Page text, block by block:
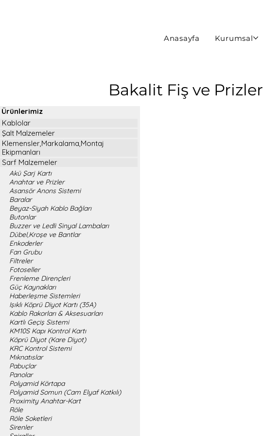
Anasayfa Kurumsal
Ürünlerimiz
Kablolar
Şalt Malzemeler
Klemensler,Markalama,Montaj
Ekipmanları
Sarf Malzemeler
Akü Şarj Kartı
Anahtar ve Prizler
Asansör Anons Sistemi
Baralar
Beyaz-Siyah Kablo Bağları
Butonlar
Buzzer ve Ledli Sinyal Lambaları
Dübel,Kroşe ve Bantlar
Enkoderler
Fan Grubu
Filtreler
Fotoseller
Frenleme Dirençleri
Güç Kaynakları
Haberleşme Sistemleri
Işıklı Köprü Diyot Kartı (35A)
Kablo Rakorları & Aksesuarları
Kartlı Geçiş Sistemi
KM10S Kapı Kontrol Kartı
Köprü Diyot (Kare Diyot)
KRC Kontrol Sistemi
Mıknatıslar
Pabuçlar
Panolar
Polyamid Körtapa
Polyamid Somun (Cam Elyaf Katkılı)
Proximity Anahtar-Kart
Röle
Röle Soketleri
Sirenler
Bakalit Fiş ve Prizler